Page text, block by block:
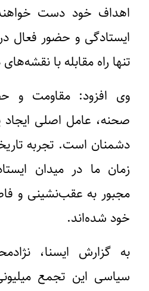
اهداف خود دست
ایستادگی و حضور فعال
تنها راه مقابله با
وی افزود: مقاومت و
صحنه، عامل اصلی
دشمنان است. تجربه
زمان ما در میدان
مجبور به عقب‌نشینی و
خود شده‌اند.
به گزارش ایسنا،
سیاسی این تجمع